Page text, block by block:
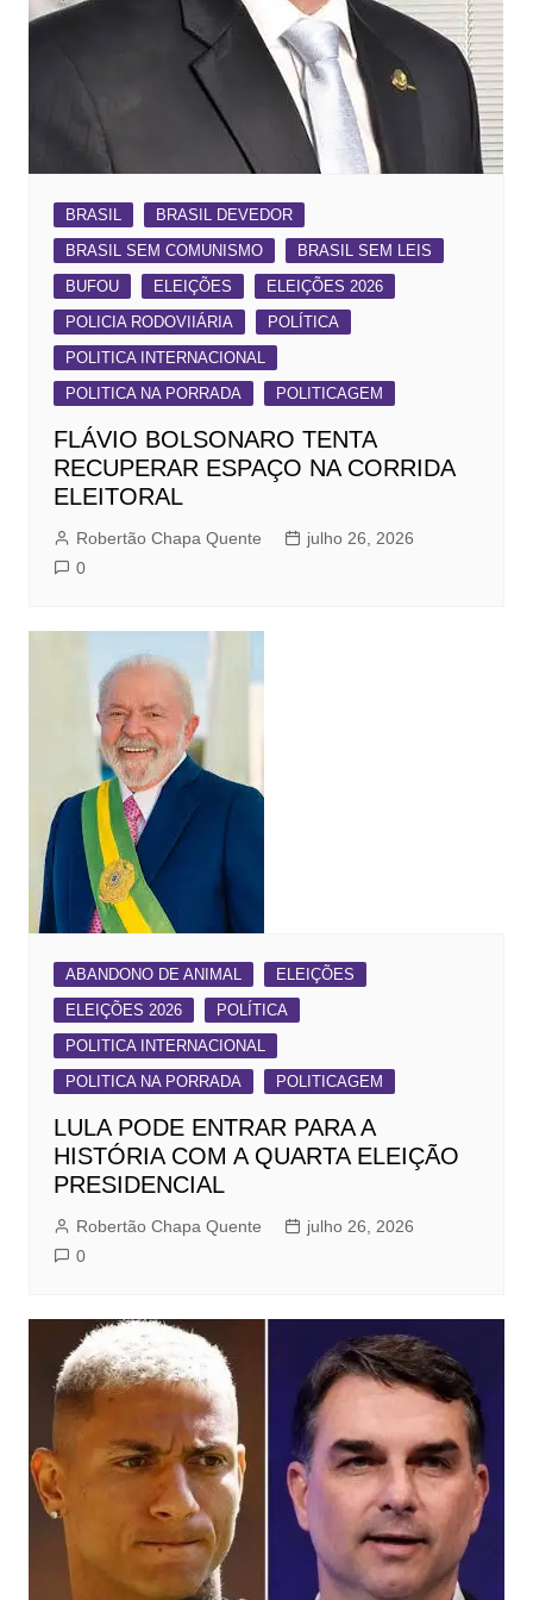
BRASIL
BRASIL DEVEDOR
BRASIL SEM COMUNISMO
BRASIL SEM LEIS
BUFOU
ELEIÇÕES
ELEIÇÕES 2026
POLICIA RODOVIIÁRIA
POLÍTICA
POLITICA INTERNACIONAL
POLITICA NA PORRADA
POLITICAGEM
FLÁVIO BOLSONARO TENTA
RECUPERAR ESPAÇO NA CORRIDA
ELEITORAL
Robertão Chapa Quente
julho 26, 2026
0
ABANDONO DE ANIMAL
ELEIÇÕES
ELEIÇÕES 2026
POLÍTICA
POLITICA INTERNACIONAL
POLITICA NA PORRADA
POLITICAGEM
LULA PODE ENTRAR PARA A
HISTÓRIA COM A QUARTA ELEIÇÃO
PRESIDENCIAL
Robertão Chapa Quente
julho 26, 2026
0